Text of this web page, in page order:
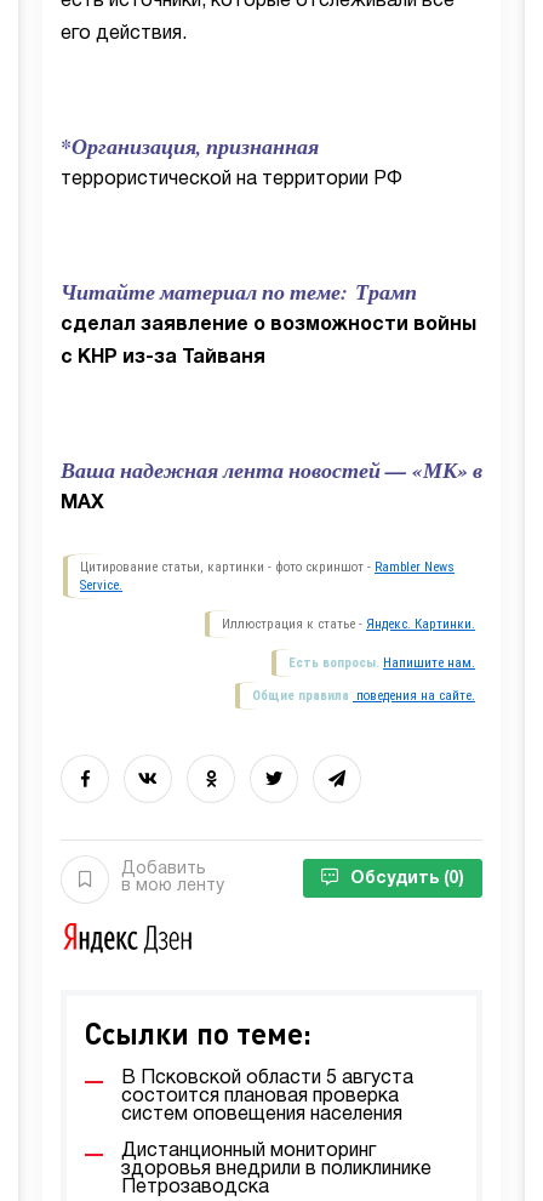
его действия.
*Организация, признанная
террористической на территории РФ
Читайте материал по теме: Трамп
сделал заявление о возможности войны
с КНР из-за Тайваня
Ваша надежная лента новостей — «МК» в
MAX
Цитирование статьи, картинки - фото скриншот - Rambler News
Service.
Иллюстрация к статье - Яндекс. Картинки.
Есть вопросы. Напишите нам.
Общие правила поведения на сайте.
Добавить
в мою ленту
Обсудить (0)
Ссылки по теме:
В Псковской области 5 августа
состоится плановая проверка
систем оповещения населения
Дистанционный мониторинг
здоровья внедрили в поликлинике
Петрозаводска